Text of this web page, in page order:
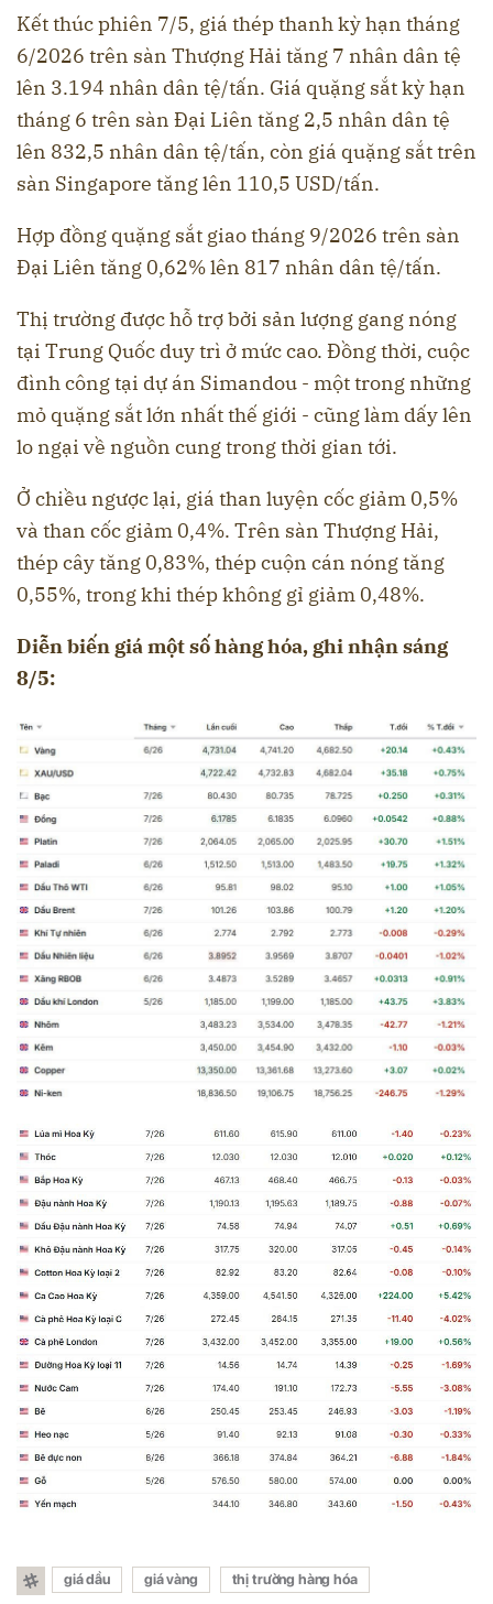
Kết thúc phiên 7/5, giá thép thanh kỳ hạn tháng
6/2026 trên sàn Thượng Hải tăng 7 nhân dân tệ
lên 3.194 nhân dân tệ/tấn. Giá quặng sắt kỳ hạn
tháng 6 trên sàn Đại Liên tăng 2,5 nhân dân tệ
lên 832,5 nhân dân tệ/tấn, còn giá quặng sắt trên
sàn Singapore tăng lên 110,5 USD/tấn.
Hợp đồng quặng sắt giao tháng 9/2026 trên sàn
Đại Liên tăng 0,62% lên 817 nhân dân tệ/tấn.
Thị trường được hỗ trợ bởi sản lượng gang nóng
tại Trung Quốc duy trì ở mức cao. Đồng thời, cuộc
đình công tại dự án Simandou - một trong những
mỏ quặng sắt lớn nhất thế giới - cũng làm dấy lên
lo ngại về nguồn cung trong thời gian tới.
Ở chiều ngược lại, giá than luyện cốc giảm 0,5%
và than cốc giảm 0,4%. Trên sàn Thượng Hải,
thép cây tăng 0,83%, thép cuộn cán nóng tăng
0,55%, trong khi thép không gỉ giảm 0,48%.
Diễn biến giá một số hàng hóa, ghi nhận sáng
8/5:
giá dầu giá vàng thị trường hàng hóa